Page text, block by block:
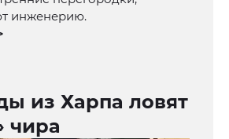
инженерию.
из Харпа ловят
чира